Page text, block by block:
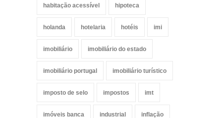
habitação acessível hipoteca
holanda hotelaria hotéis imi
imobiliário imobiliário do estado
imobiliário portugal imobiliário turístico
imposto de selo impostos imt
imóveis banca industrial inflação